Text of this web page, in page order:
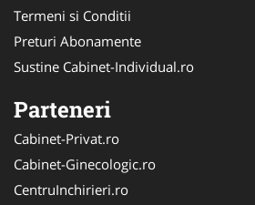
Termeni si Conditii
Preturi Abonamente
Sustine Cabinet-Individual.ro
Parteneri
Cabinet-Privat.ro
Cabinet-Ginecologic.ro
CentruInchirieri.ro